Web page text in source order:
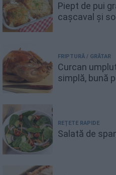
Piept de pui
cașcaval și
FRIPTURĂ / GRĂTAR
Curcan
simplă, bună
REȚETE RAPIDE
Salată de